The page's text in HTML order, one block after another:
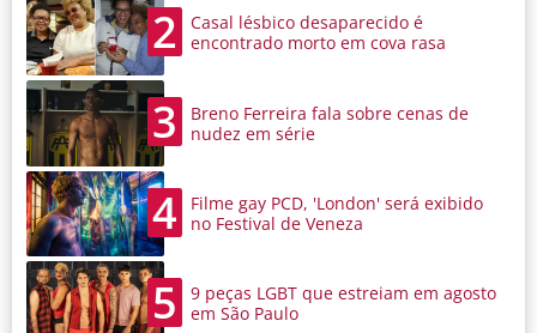
2
Casal lésbico desaparecido é
encontrado morto em cova rasa
3
Breno Ferreira fala sobre cenas de
nudez em série
4
Filme gay PCD, 'London' será exibido
no Festival de Veneza
5
9 peças LGBT que estreiam em agosto
em São Paulo